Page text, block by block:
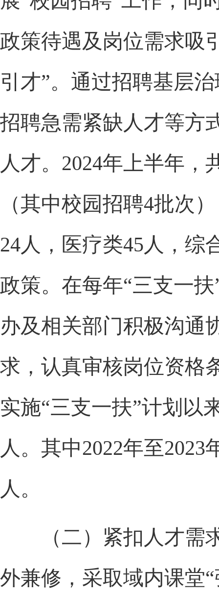
政策待遇及岗位需求吸
引才”。通过招聘基层
招聘急需紧缺人才等方
人才。2024年上半年
（其中校园招聘4批次
24人，医疗类45人，综
政策。在每年“三支一
办及相关部门积极沟通
求，认真审核岗位资格
实施“三支一扶”计划以
人。其中2022年至2023
人。
（二）紧扣人才需求
外兼修，采取域内课堂